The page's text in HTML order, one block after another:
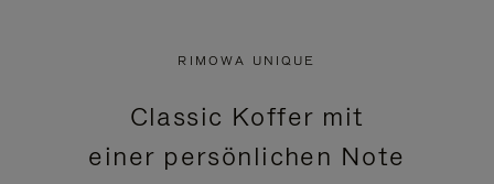
PAUSIERT,
BITTE
KLICKEN
SIE
RIMOWA UNIQUE
Classic Koffer mit
einer persönlichen Note